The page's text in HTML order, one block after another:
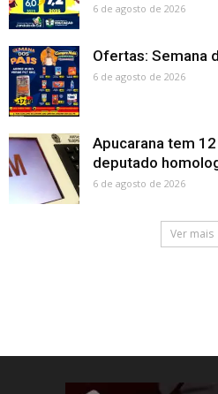
6 de agosto de 2026
Ofertas: Semana
6 de agosto de 2026
Apucarana tem
deputado
6 de agosto de 2026
Ver mais